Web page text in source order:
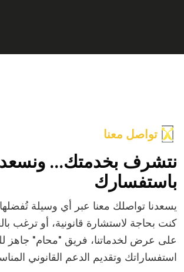
تواصل معنا
نتشرف بخدمتك… ونسعد
باستفسارك
يسعدنا تواصلك معنا عبر أي وسيلة
كنت بحاجة لاستشارة قانونية، أو ترغب
على عرض لخدماتنا، فريق "محام" جاهز
استفساراتك وتقديم الدعم القانوني